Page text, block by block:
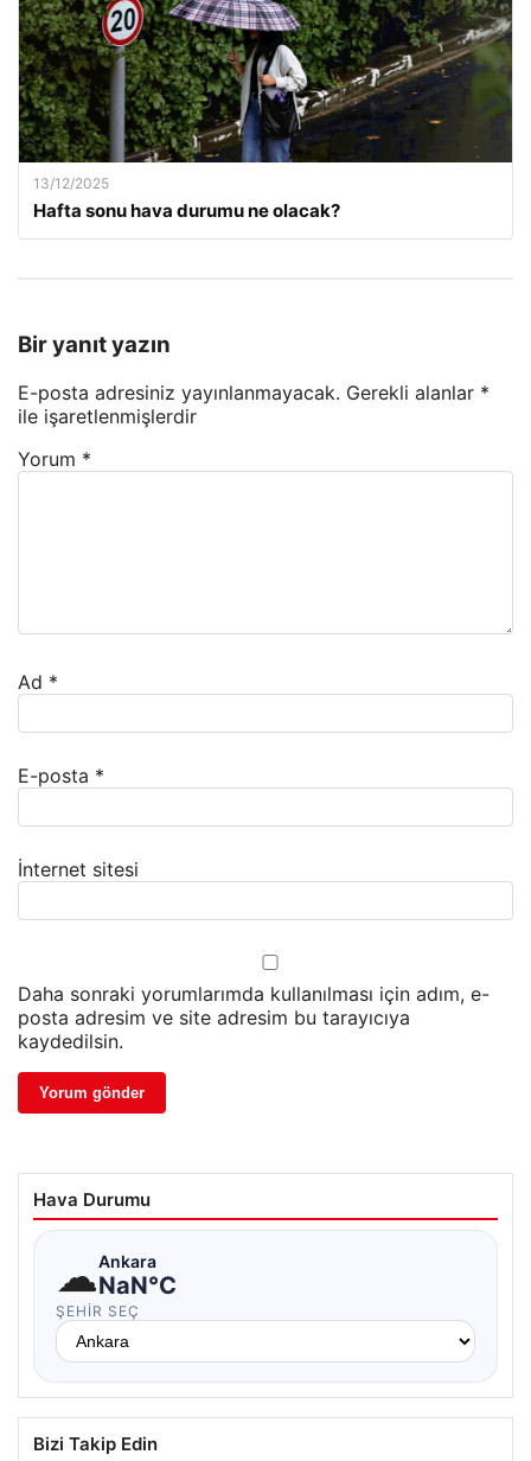
13/12/2025
Hafta sonu hava durumu ne olacak?
Bir yanıt yazın
E-posta adresiniz yayınlanmayacak. Gerekli alanlar *
ile işaretlenmişlerdir
Yorum *
Ad *
E-posta *
İnternet sitesi
Daha sonraki yorumlarımda kullanılması için adım, e-
posta adresim ve site adresim bu tarayıcıya
kaydedilsin.
Hava Durumu
☁Ankara
NaN°C
ŞEHIR SEÇ
Bizi Takip Edin